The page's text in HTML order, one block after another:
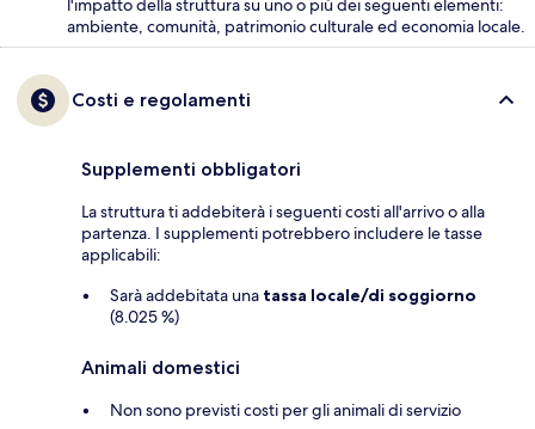
l'impatto della struttura su uno o più dei seguenti elementi:
ambiente, comunità, patrimonio culturale ed economia locale.
Costi e regolamenti
Supplementi obbligatori
La struttura ti addebiterà i seguenti costi all'arrivo o alla
partenza. I supplementi potrebbero includere le tasse
applicabili:
Sarà addebitata una tassa locale/di soggiorno
(8.025 %)
Animali domestici
Non sono previsti costi per gli animali di servizio